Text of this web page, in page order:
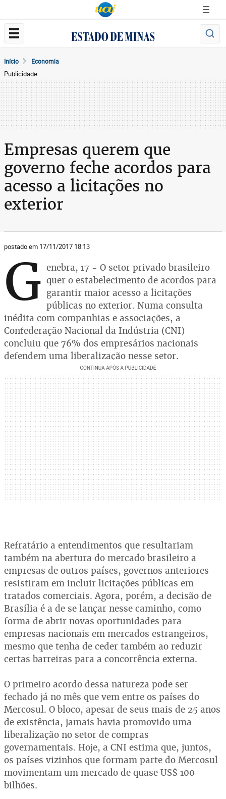
Início Economia
Publicidade
Empresas querem que
governo feche acordos para
acesso a licitações no
exterior
postado em 17/11/2017 18:13
G enebra, 17 - O setor privado brasileiro
quer o estabelecimento de acordos para
garantir maior acesso a licitações
públicas no exterior. Numa consulta
inédita com companhias e associações, a
Confederação Nacional da Indústria (CNI)
concluiu que 76% dos empresários nacionais
defendem uma liberalização nesse setor.
Refratário a entendimentos que resultariam
também na abertura do mercado brasileiro a
empresas de outros países, governos anteriores
resistiram em incluir licitações públicas em
tratados comerciais. Agora, porém, a decisão de
Brasília é a de se lançar nesse caminho, como
forma de abrir novas oportunidades para
empresas nacionais em mercados estrangeiros,
mesmo que tenha de ceder também ao reduzir
certas barreiras para a concorrência externa.
O primeiro acordo dessa natureza pode ser
fechado já no mês que vem entre os países do
Mercosul. O bloco, apesar de seus mais de 25 anos
de existência, jamais havia promovido uma
liberalização no setor de compras
governamentais. Hoje, a CNI estima que, juntos,
os países vizinhos que formam parte do Mercosul
movimentam um mercado de quase US$ 100
bilhões.